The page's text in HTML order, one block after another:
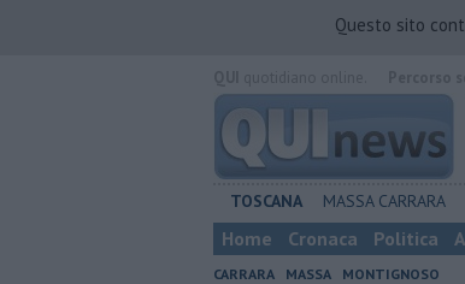
Questo sito
TOSCANA MASSA CARRARA
Home Cronaca Politica
CARRARA MASSA MONTIGNOSO